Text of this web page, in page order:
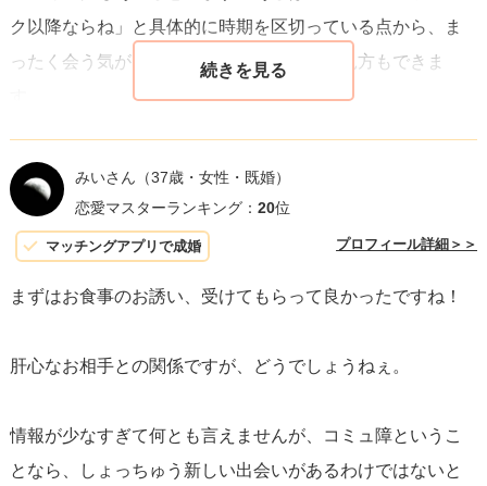
ク以降ならね」と具体的に時期を区切っている点から、ま
ったく会う気がないわけではない、という見方もできま
あなたが感じたように、「俺が自分を誘いたかったことを
知っている」と言われているなら、相手はあなたの気持ち
に気づいていて、急に距離を詰めるのは躊躇している、と
方から少し具体的に提案してみてもいいかなと思います。
しいんだけど、いつが都合いい？」といった形で軽く確認
してみて、それに対する反応で先輩の距離感がはっきりす
みいさん （37歳・女性・既婚）
恋愛マスターランキング： 20位
マッチングアプリで成婚 プロフィール詳細＞＞
まずはお食事のお誘い、受けてもらって良かったですね！
肝心なお相手との関係ですが、どうでしょうねぇ。
情報が少なすぎて何とも言えませんが、コミュ障というこ
となら、しょっちゅう新しい出会いがあるわけではないと